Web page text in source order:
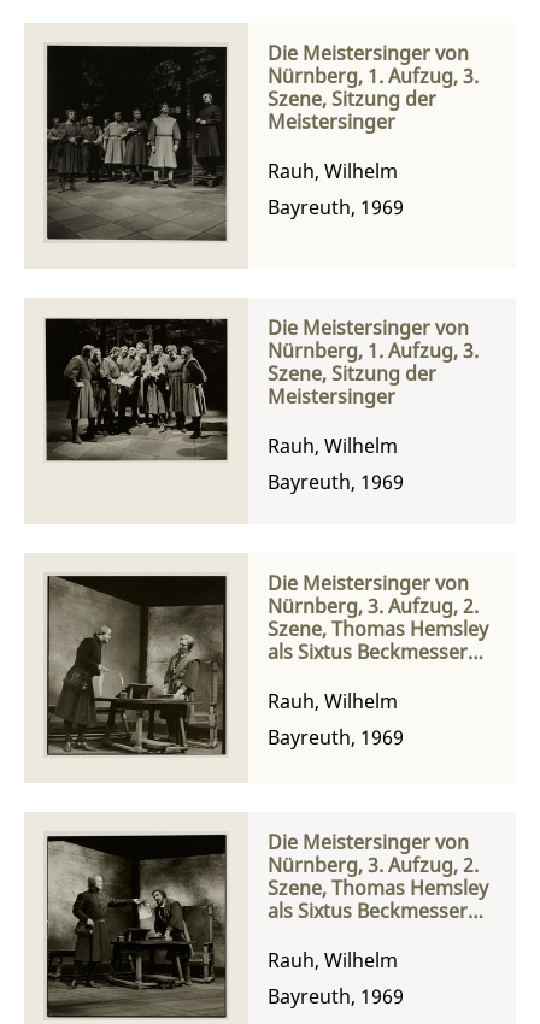
Die Meistersinger von
Nürnberg, 1. Aufzug, 3.
Szene, Sitzung der
Meistersinger
Rauh, Wilhelm
Bayreuth, 1969
Die Meistersinger von
Nürnberg, 1. Aufzug, 3.
Szene, Sitzung der
Meistersinger
Rauh, Wilhelm
Bayreuth, 1969
Die Meistersinger von
Nürnberg, 3. Aufzug, 2.
Szene, Thomas Hemsley
als Sixtus Beckmesser
Hans Sachs
Rauh, Wilhelm
Bayreuth, 1969
Die Meistersinger von
Nürnberg, 3. Aufzug, 2.
Szene, Thomas Hemsley
als Sixtus Beckmesser
Hans Sachs
Rauh, Wilhelm
Bayreuth, 1969